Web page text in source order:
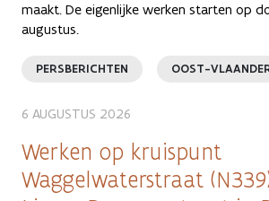
maakt. De eigenlijke werken starten op
augustus.
PERSBERICHTEN OOST-
6 AUGUSTUS 2026
Werken op kruispunt
Waggelwaterstraat